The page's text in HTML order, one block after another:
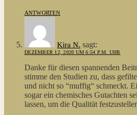
ANTWORTEN
Kira N. sagt:
DEZEMBER 12, 2020 UM 6:54 P.M. UHR
Danke für diesen spannenden
stimme den Studien zu, dass
und nicht so “muffig“ schmeckt.
sogar ein chemisches Gutachten
lassen, um die Qualität